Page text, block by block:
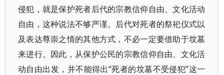
侵犯，就是保护死者后代的宗教信仰自由、文化活动
自由，这种说法不够严谨。后代对死者的祭祀仪式以
及表达尊崇之情的其他方式，不必一定要借助于坟墓
来进行。因此，从保护公民的宗教信仰自由、文化活
动自由出发，并不能得出“死者的坟墓不受侵犯”这一